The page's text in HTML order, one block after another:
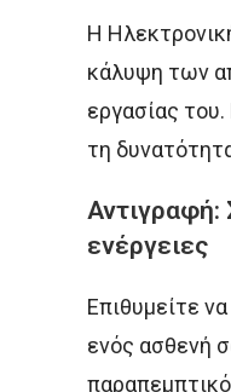
H
κάλυψη των
εργασίας
τη
Αντιγραφή:
ενέργειες
Επιθυμείτε
ενός ασθενή